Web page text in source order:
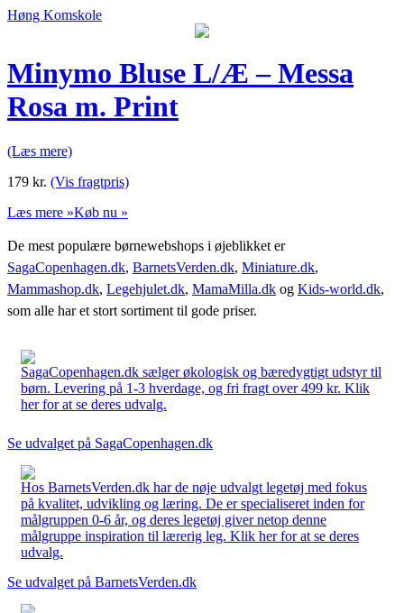
Høng Komskole
Minymo Bluse L/Æ – Messa
Rosa m. Print
(Læs mere)
179 kr. (Vis fragtpris)
Læs mere »Køb nu »
De mest populære børnewebshops i øjeblikket er
SagaCopenhagen.dk, BarnetsVerden.dk, Miniature.dk,
Mammashop.dk, Legehjulet.dk, MamaMilla.dk og Kids-world.dk,
som alle har et stort sortiment til gode priser.
SagaCopenhagen.dk sælger økologisk og bæredygtigt udstyr til
børn. Levering på 1-3 hverdage, og fri fragt over 499 kr. Klik
her for at se deres udvalg.
Se udvalget på SagaCopenhagen.dk
Hos BarnetsVerden.dk har de nøje udvalgt legetøj med fokus
på kvalitet, udvikling og læring. De er specialiseret inden for
målgruppen 0-6 år, og deres legetøj giver netop denne
målgruppe inspiration til lærerig leg. Klik her for at se deres
udvalg.
Se udvalget på BarnetsVerden.dk